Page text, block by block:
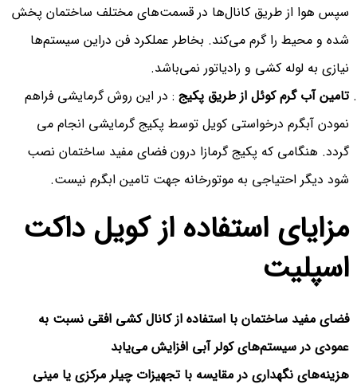
سپس هوا از طریق کانال‌ها در قسمت‌های مختلف ساختمان پخش
شده و محیط را گرم می‌کند. بخاطر عملکرد فن دراین سیستم‌ها
نیازی به لوله کشی و رادیاتور نمی‌باشد.
تامین آب گرم کوئل از طریق پکیج : در این روش گرمایشی فراهم
نمودن آبگرم درخواستی کویل توسط پکیج گرمایشی انجام می
گردد. هنگامی که پکیج گرمازا درون فضای مفید ساختمان نصب
شود دیگر احتیاجی به موتورخانه جهت تامین ابگرم نیست.
مزایای استفاده از کویل داکت
اسپلیت
فضای مفید ساختمان با استفاده از کانال کشی افقی نسبت به
عمودی در سیستم‌های کولر آبی افزایش می‌یابد
هزینه‌های نگهداری در مقایسه با تجهیزات چیلر مرکزی یا مینی